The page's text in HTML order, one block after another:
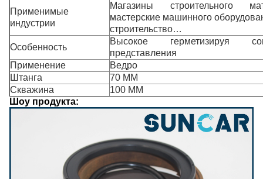
Применимые
индустрии
Магазины строительного
мастерские машинного
строительство…
Особенность
Высокое герметизируя
представления
Применение
Ведро
Штанга
70 MM
Скважина
100 MM
Шоу продукта: